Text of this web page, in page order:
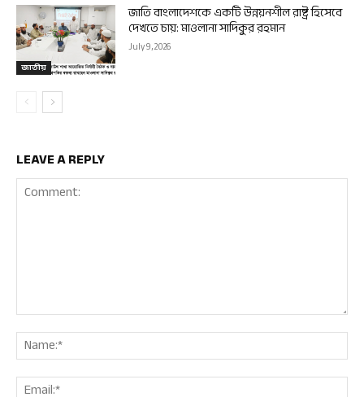
জাতীয়
জাতি বাংলাদেশকে একটি উন্নয়নশীল রাষ্ট্র হিসেবে
দেখতে চায়: মাওলানা সাদিকুর রহমান
July 9, 2026
LEAVE A REPLY
Comment: